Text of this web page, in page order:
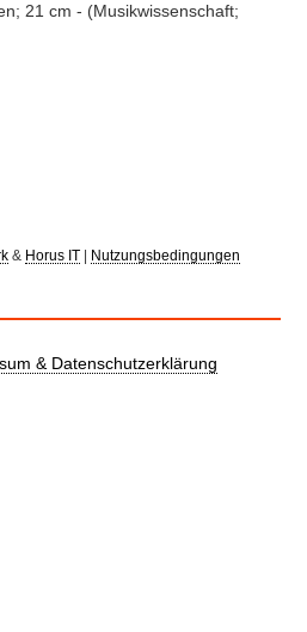
21 cm - (Musikwissenschaft;
& Horus IT Nutzungsbedingungen
& Datenschutzerklärung